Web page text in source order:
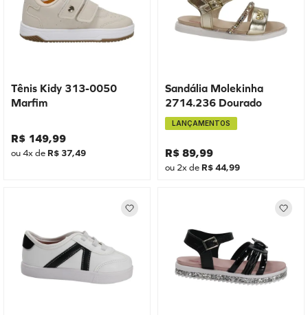
Tênis Kidy 313-0050
Marfim
R$ 149,99
ou4x de R$ 37,49
Sandália Molekinha
2714.236 Dourado
LANÇAMENTOS
R$ 89,99
ou 2x de R$44,99